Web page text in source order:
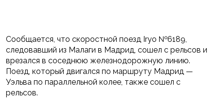
Сообщается, что скоростной поезд Iryo №6189,
следовавший из Малаги в Мадрид, сошел с рельсов и
врезался в соседнюю железнодорожную линию.
Поезд, который двигался по маршруту Мадрид —
Уэльва по параллельной колее, также сошел с
рельсов.